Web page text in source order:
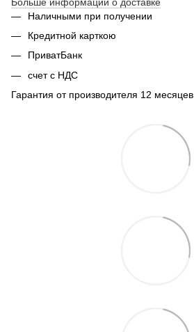
Наличными при получении
Кредитной карткою
ПриватБанк
счет с НДС
Гарантия от производителя 12 месяцев